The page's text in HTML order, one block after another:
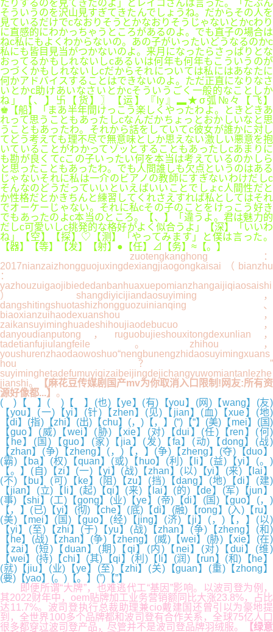
たりするのを見てきたのよ」とレイコさんは言った。「たぶん
そういうのを沢山見すぎてきたんでしょうね。だからその人を
見ているだけでcなおりそうとかなおりそうじゃないとかcわり
に直感的にわかっちゃうところがあるのよ。でも直子の場合は
ねc私にもよくわからないの。あの子がいったいどうなるのかc
私にも皆目見当がつかないのよ。来月になったらさっぱりとな
おってるかもしれないしcあるいは何年も何年もこういうのが
つづくかもしれないしcだからそれについては私にはあなたに
何かアドバイスすることはできないのよ。ただ正直になりなさ
いとかc助けあいなさいとかcそういうごく一般的なことしか
ね」【、】卐【货】〗【运】『ly』▂★σ弧№々【飞】
♚【船】「まあ半年間けっこう楽しくやったわよ。ときどきあ
れって思うこともあったしcなんだかちょっとおかしいなと思
うこともあったわ。それから話をしていてc彼女が誰かに対し
てどう考えても理不尽で無意味としか思えない激しい悪意を抱
いていることがわかってゾッとすることもあったしcあまりに
も勘が良くてcこの子いったい何を本当は考えているのかしら
と思ったこともあったわ。でも人間誰しも欠点というのはある
じゃないそれに私は一介のビアノの教師にすぎないわけだしc
そんなのどうだっていいといえばいいことでしょc人間性だと
か性格だとかきちんと練習してくれさえすれば私としてはそれ
でオーケーじゃない。それに私cその子のことをけっこう好き
でもあったのよc本当のところ。【、】「違うよ。君は魅力的
だしc可愛いしc挑発的な格好がよく似合うよ」【深】「いいわ
ね」【空】【探】♡【测】「やってみます」と僕は言った。
【器】【等】【发】【射】●【任】⊿【务】≈【。】
zuotengkanghong：
2017nianzaizhongguojuxingdexiangjiaogongkaisai（bianzhu
：
yazhouzuigaojibiededanbanhuaxuepomianzhangaijiqiaosaishi
）shangdiyicijiandaosuyiming，
dangshitingshuotashizhongguozuinianqing、
biaoxianzuihaodexuanshou，
zaikansuyiminghuadeshihoujiaodebucuo，
danyoudianputong，ruguobujieshouxitongdexunlian，
tadetianfujiulangfeile。zhihou，
youshurenzhaodaowoshuo“nengbunengzhidaosuyimingxuans
hou？”
suyiminghetadefumuyiqizaibeijingdejichangyuwomiantanlezhe
jianshi。
【麻花豆传媒剧国产mv为你取消入口限制!网友:所有资
源好像都...】 。
( )【 】( )【 】(也)【ye】(有)【you】(网)【wang】(友)
【you】(一)【yi】(针)【zhen】(见)【jian】(血)【xue】(地)
【di】(指)【zhi】(出)【chu】(，)【，】(“)【“】(美)【mei】(国)
【guo】(威)【wei】(胁)【xie】(对)【dui】(任)【ren】(何)
【he】(国)【guo】(家)【jia】(发)【fa】(动)【dong】(战)
【zhan】(争)【zheng】(，)【，】(争)【zheng】(夺)【duo】
(霸)【ba】(权)【quan】(或)【huo】(利)【li】(益)【yi】(。)
【。】(自)【zi】(一)【yi】(战)【zhan】(以)【yi】(来)【lai】
(不)【bu】(可)【ke】(阻)【zu】(挡)【dang】(地)【di】(建)
【jian】(立)【li】(起)【qi】(来)【lai】(的)【de】(军)【jun】
(事)【shi】(工)【gong】(业)【ye】(帝)【di】(国)【guo】(，)
【，】(已)【yi】(彻)【che】(底)【di】(融)【rong】(入)【ru】
(美)【mei】(国)【guo】(经)【jing】(济)【ji】(，)【，】(以)
【yi】(至)【zhi】(于)【yu】(战)【zhan】(争)【zheng】(和)
【he】(战)【zhan】(争)【zheng】(威)【wei】(胁)【xie】(在)
【zai】(短)【duan】(期)【qi】(内)【nei】(对)【dui】(维)
【wei】(持)【chi】(其)【qi】(利)【li】(润)【run】(和)【he】
(就)【jiu】(业)【ye】(至)【zhi】(关)【guan】(重)【zhong】
(要)【yao】(。)【。】(”)【”】
即便所谓“大牌”，也难逃代工“基因”影响。以波司登为例，
其2022财年中，oem贴牌加工业务营销额同比大涨23.8%，占比
达11.7%。波司登执行总裁助理兼cio戴建国还曾引以为豪地提
到，全世界100多个品牌都和波司登有合作关系，全球75亿人口
很多都穿过波司登产品，尽管并不是波司登品牌羽绒服。
【绿意